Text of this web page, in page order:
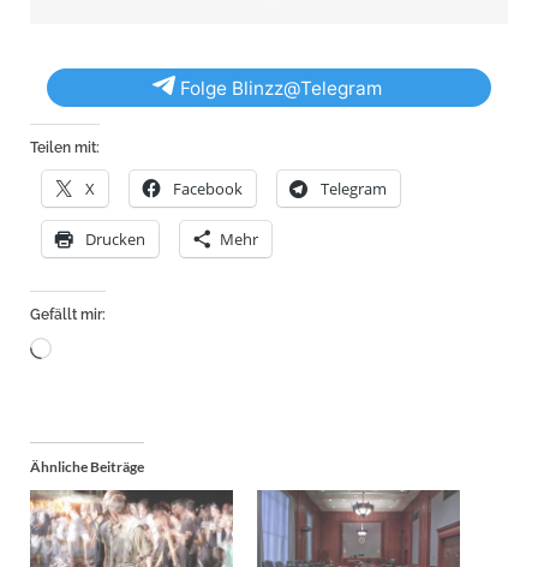
Folge Blinzz@Telegram
Teilen mit:
X Facebook Telegram
Drucken Mehr
Gefällt mir:
Wird
Ähnliche Beiträge